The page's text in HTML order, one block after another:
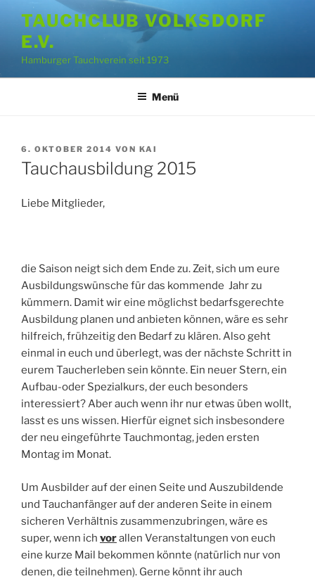
Inhalt
springen
TAUCHCLUB VOLKSDORF
E.V.
Hamburger Tauchverein seit 1973
Menü
VERÖFFENTLICHT
AM
6. OKTOBER 2014 VON KAI
Tauchausbildung 2015
Liebe Mitglieder,
die Saison neigt sich dem Ende zu. Zeit, sich um eure
Ausbildungswünsche für das kommende Jahr zu
kümmern. Damit wir eine möglichst bedarfsgerechte
Ausbildung planen und anbieten können, wäre es sehr
hilfreich, frühzeitig den Bedarf zu klären. Also geht
einmal in euch und überlegt, was der nächste Schritt in
eurem Taucherleben sein könnte. Ein neuer Stern, ein
Aufbau-oder Spezialkurs, der euch besonders
interessiert? Aber auch wenn ihr nur etwas üben wollt,
lasst es uns wissen. Hierfür eignet sich insbesondere
der neu eingeführte Tauchmontag, jeden ersten
Montag im Monat.
Um Ausbilder auf der einen Seite und Auszubildende
und Tauchanfänger auf der anderen Seite in einem
sicheren Verhältnis zusammenzubringen, wäre es
super, wenn ich vorallen Veranstaltungen von euch
eine kurze Mail bekommen könnte (natürlich nur von
denen, die teilnehmen). Gerne könnt ihr auch